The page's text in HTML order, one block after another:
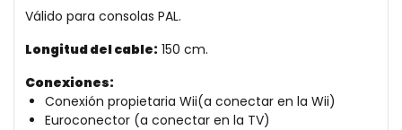
Válido para consolas PAL.
Longitud del cable: 150 cm.
Conexiones:
Conexión propietaria Wii(a conectar en la Wii)
Euroconector (a conectar en la TV)